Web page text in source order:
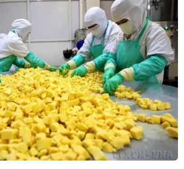
MỤC
Lạp mong muốn
quan hệ với
kết tình hữu
Nga